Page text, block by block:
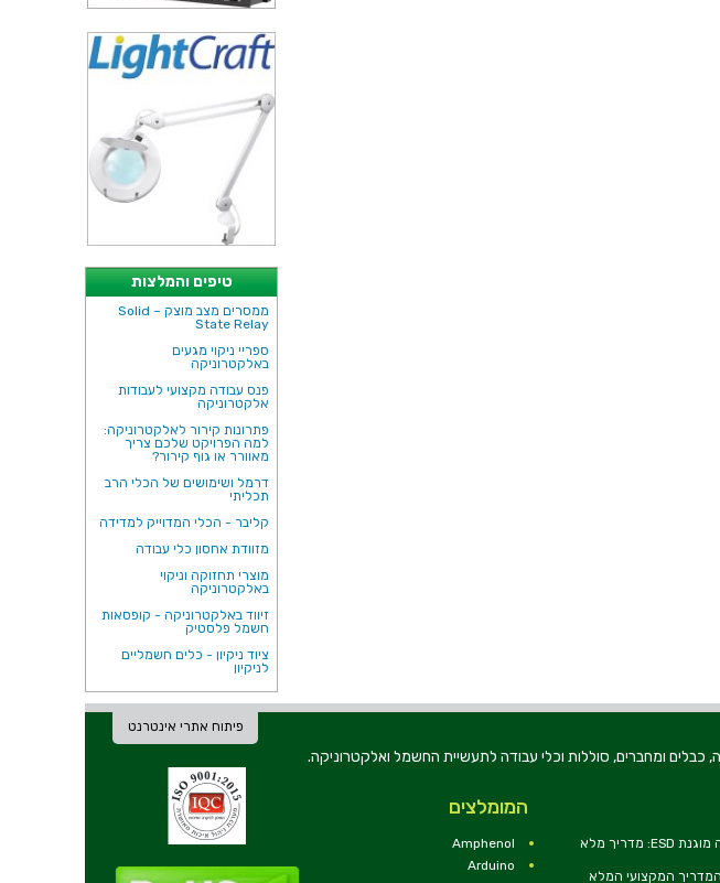
טיפים והמלצות
ממסרים מצב מוצק – Solid
State Relay
ספריי ניקוי מגעים
באלקטרוניקה
פנס עבודה מקצועי לעבודות
אלקטרוניקה
פתרונות קירור לאלקטרוניקה:
למה הפרויקט שלכם צריך
מאוורר או גוף קירור?
דרמל ושימושים של הכלי הרב
תכליתי
קליבר - הכלי המדוייק למדידה
מזוודת אחסון כלי עבודה
מוצרי תחזוקה וניקוי
באלקטרוניקה
זיווד באלקטרוניקה - קופסאות
חשמל פלסטיק
ציוד ניקיון - כלים חשמליים
לניקיון
פיתוח אתרי אינטרנט
רכיבים, ציוד בדיקה, כבלים ומחברים, סוללות וכלי עבודה לתעשיית החשמל ואלקטרוניקה.
המומלצים
Amphenol
Arduino
איך מקימים עמדת עבודה מוגנת ESD: מדריך מלא
המקצועי המלא